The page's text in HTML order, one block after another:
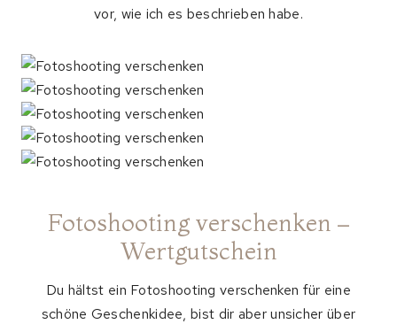
vor, wie ich es beschrieben habe.
Fotoshooting verschenken –
Wertgutschein
Du hältst ein Fotoshooting verschenken für eine
schöne Geschenkidee, bist dir aber unsicher über